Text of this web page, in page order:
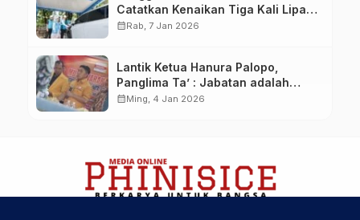
Catatkan Kenaikan Tiga Kali Lipat
di Tahun 2025
calendar_monthRab, 7 Jan 2026
Lantik Ketua Hanura Palopo,
Panglima Ta’ : Jabatan adalah
amanah siap dipertanggung
calendar_monthMing, 4 Jan 2026